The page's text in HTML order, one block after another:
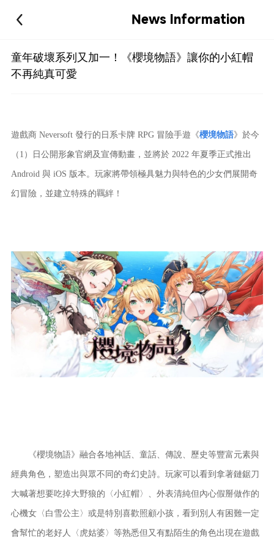
News Information
童年破壞系列又加一！《櫻境物語》讓你的小紅帽
不再純真可愛
遊戲商 Neversoft 發行的日系卡牌 RPG 冒險手遊《櫻境物語》於今
（1）日公開形象官網及宣傳動畫，並將於 2022 年夏季正式推出
Android 與 iOS 版本。玩家將帶領極具魅力與特色的少女們展開奇
幻冒險，並建立特殊的羈絆！
《櫻境物語》融合各地神話、童話、傳說、歷史等豐富元素與
經典角色，塑造出與眾不同的奇幻史詩。玩家可以看到拿著鏈鋸刀
大喊著想要吃掉大野狼的〈小紅帽〉、外表清純但內心假掰做作的
心機女〈白雪公主〉或是特別喜歡照顧小孩，看到別人有困難一定
會幫忙的老好人〈虎姑婆〉等熟悉但又有點陌生的角色出現在遊戲